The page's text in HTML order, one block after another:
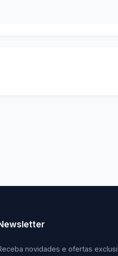
novidades e ofertas